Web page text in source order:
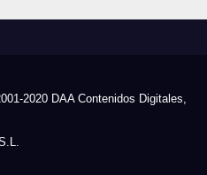
2020 DAA Contenidos Digitales,